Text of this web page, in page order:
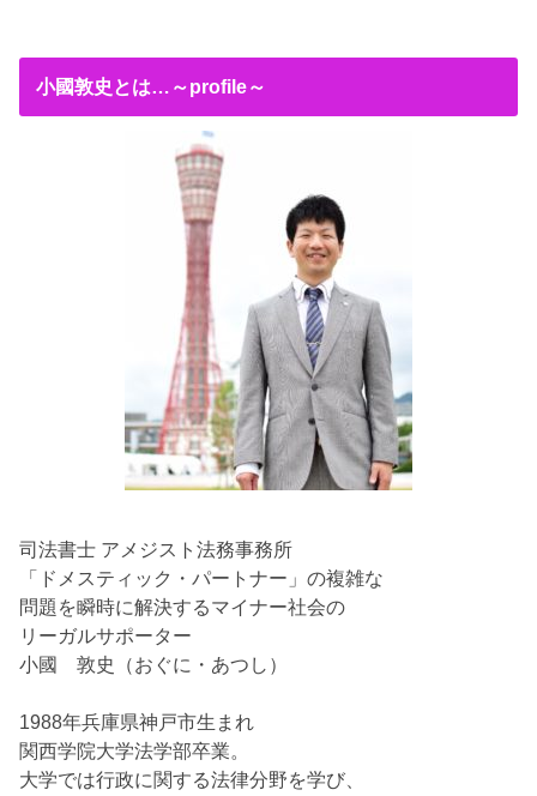
小國敦史とは…～profile～
司法書士 アメジスト法務事務所
「ドメスティック・パートナー」の複雑な
問題を瞬時に解決するマイナー社会の
リーガルサポーター
小國 敦史（おぐに・あつし）
1988年兵庫県神戸市生まれ
関西学院大学法学部卒業。
大学では行政に関する法律分野を学び、